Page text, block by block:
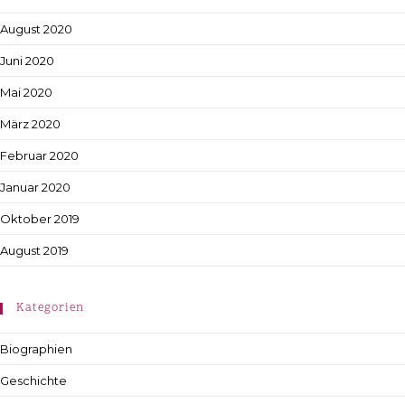
August 2020
Juni 2020
Mai 2020
März 2020
Februar 2020
Januar 2020
Oktober 2019
August 2019
Kategorien
Biographien
Geschichte